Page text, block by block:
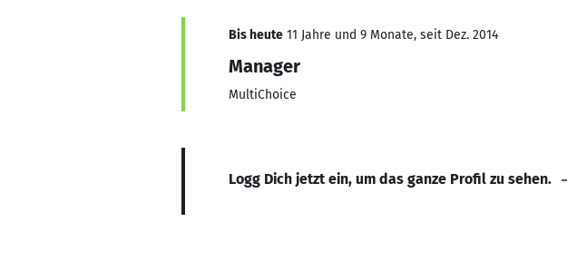
Bis heute 11 Jahre und 9 Monate, seit Dez. 2014
Manager
MultiChoice
Logg Dich jetzt ein, um das ganze Profil zu sehen.